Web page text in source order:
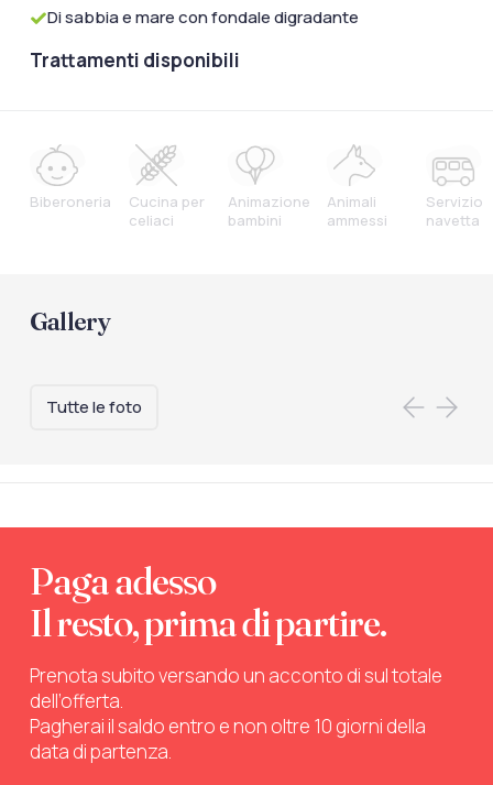
Di sabbia e mare con fondale digradante
Trattamenti disponibili
Biberoneria
Cucina per
celiaci
Animazione
bambini
Animali
ammessi
Servizio
navetta
Gallery
Tutte le foto
Paga adesso
Il resto, prima di partire.
Prenota subito versando un acconto di sul totale
dell’offerta.
Pagherai il saldo entro e non oltre 10 giorni della
data di partenza.